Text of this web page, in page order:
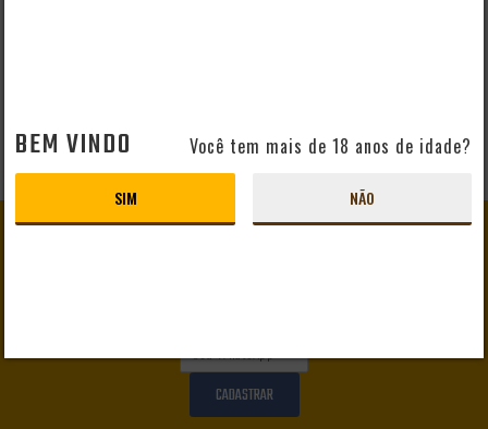
GANHE10% DE DESCONTO
CADASTRAR
BEM VINDO Você tem mais de 18 anos de idade?
SIM NÃO